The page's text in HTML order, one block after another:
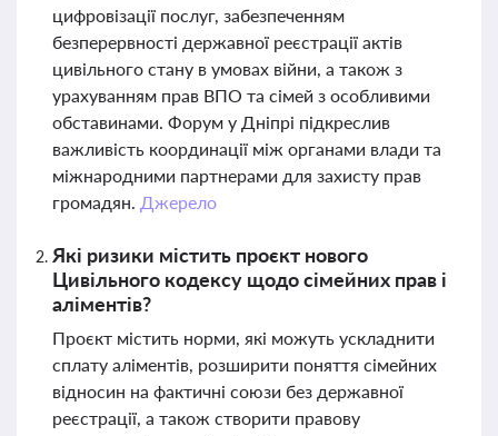
цифровізації послуг, забезпеченням
безперервності державної реєстрації актів
цивільного стану в умовах війни, а також з
урахуванням прав ВПО та сімей з особливими
обставинами. Форум у Дніпрі підкреслив
важливість координації між органами влади та
міжнародними партнерами для захисту прав
громадян. Джерело
Які ризики містить проєкт нового
Цивільного кодексу щодо сімейних прав і
аліментів?
Проєкт містить норми, які можуть ускладнити
сплату аліментів, розширити поняття сімейних
відносин на фактичні союзи без державної
реєстрації, а також створити правову